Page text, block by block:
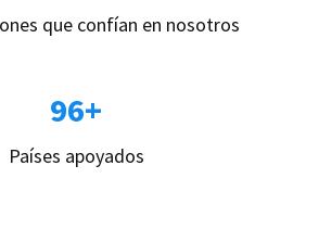
que confían en nosotros
96+
Países apoyados